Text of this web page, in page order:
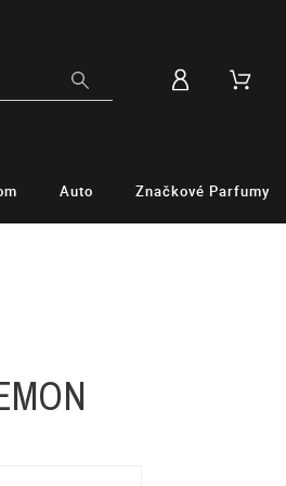
Auto Značkové Parfumy